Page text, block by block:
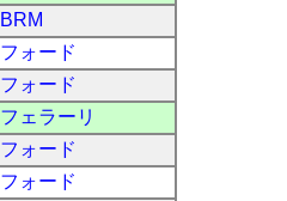
BRM
フォード
フォード
フェラーリ
フォード
フォード